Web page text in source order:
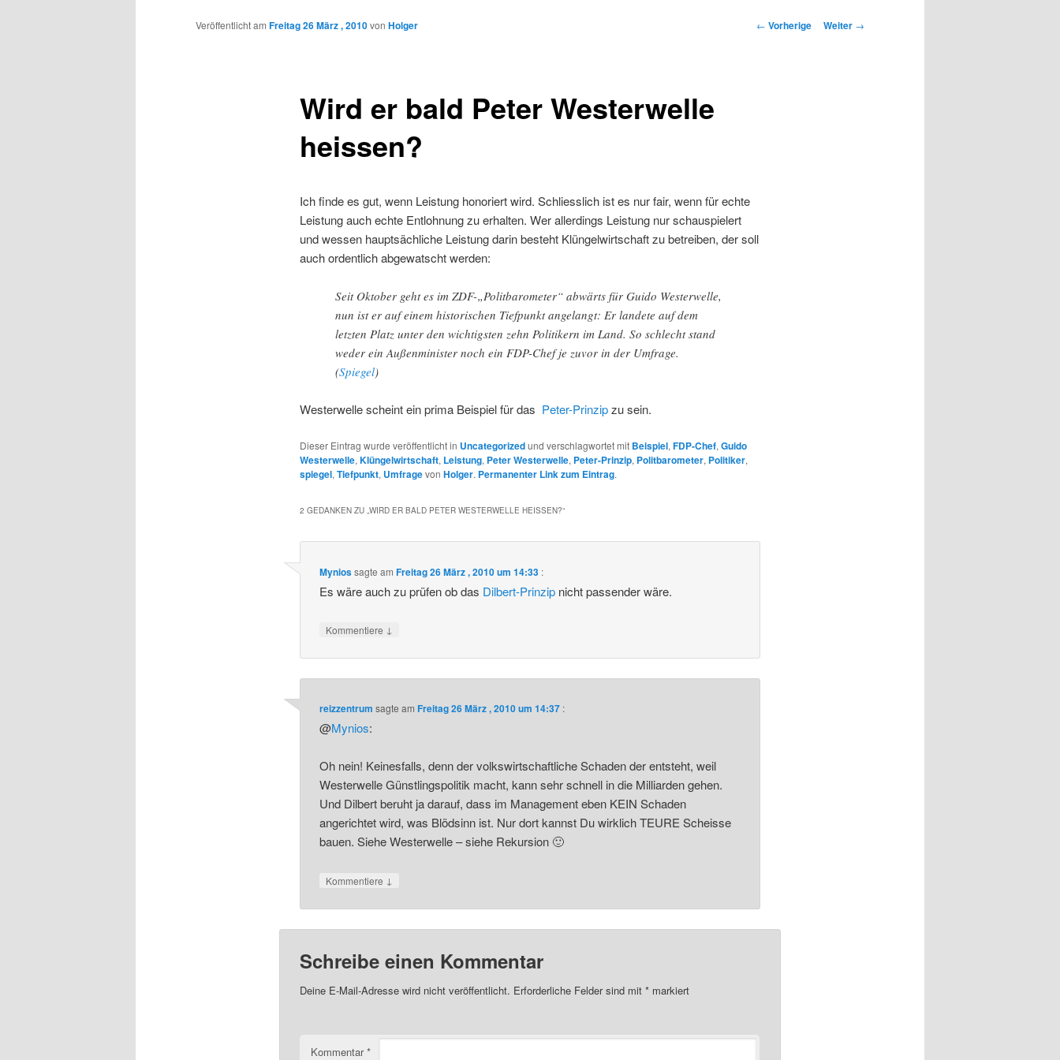
Inhalt
Beitrags-
← Vorherige Weiter →
Wird er bald Peter Westerwelle
heissen?
Veröffentlicht am Freitag 26 März , 2010von Holger
Ich finde es gut, wenn Leistung honoriert wird. Schliesslich ist es nur fair, wenn für echte
Leistung auch echte Entlohnung zu erhalten. Wer allerdings Leistung nur schauspielert
und wessen hauptsächliche Leistung darin besteht Klüngelwirtschaft zu betreiben, der soll
auch ordentlich abgewatscht werden:
Seit Oktober geht es im ZDF-„Politbarometer“ abwärts für Guido Westerwelle,
nun ist er auf einem historischen Tiefpunkt angelangt: Er landete auf dem
letzten Platz unter den wichtigsten zehn Politikern im Land. So schlecht stand
weder ein Außenminister noch ein FDP-Chef je zuvor in der Umfrage.
(Spiegel)
Westerwelle scheint ein prima Beispiel für das Peter-Prinzipzu sein.
Dieser Eintrag wurde veröffentlicht in Uncategorizedund verschlagwortet mit Beispiel, FDP-Chef, Guido
Westerwelle, Klüngelwirtschaft, Leistung, Peter Westerwelle, Peter-Prinzip, Politbarometer, Politiker,
spiegel, Tiefpunkt, Umfragevon Holger. Permanenter Link zum Eintrag.
2 GEDANKEN ZU „WIRD ER BALD PETER WESTERWELLE HEISSEN?“
Myniossagte amFreitag 26 März , 2010 um 14:33 :
Es wäre auch zu prüfen ob das Dilbert-Prinzip nicht passender wäre.
Kommentiere ↓
reizzentrum sagte amFreitag 26 März , 2010 um 14:37 :
@Mynios:
Oh nein! Keinesfalls, denn der volkswirtschaftliche Schaden der entsteht, weil
Westerwelle Günstlingspolitik macht, kann sehr schnell in die Milliarden gehen.
Und Dilbert beruht ja darauf, dass im Management eben KEIN Schaden
angerichtet wird, was Blödsinn ist. Nur dort kannst Du wirklich TEURE Scheisse
bauen. Siehe Westerwelle – siehe Rekursion 🙂
Kommentiere ↓
Schreibe einen Kommentar
Deine E-Mail-Adresse wird nicht veröffentlicht. Erforderliche Felder sind mit *markiert
Kommentar*